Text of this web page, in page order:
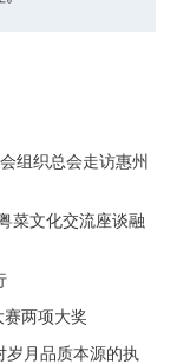
组织总会走访惠州
菜文化交流座谈融
两项大奖
月品质本源的执